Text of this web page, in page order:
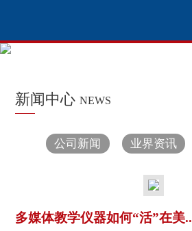
新闻中心NEWS
公司新闻 业界资讯
多媒体教学仪器如何“活”在美..